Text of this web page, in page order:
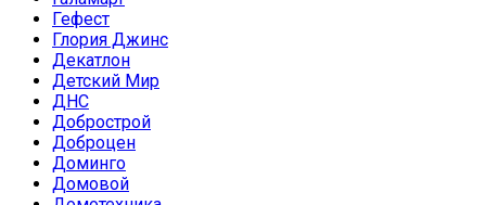
Гефест
Глория Джинс
Декатлон
Детский Мир
ДНС
Добрострой
Доброцен
Доминго
Домовой